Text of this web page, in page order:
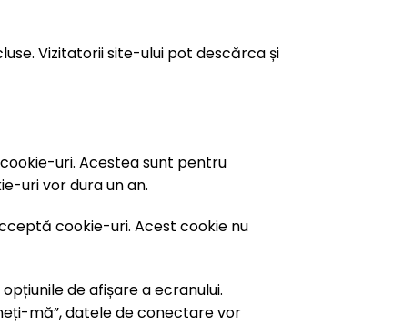
Vizitatorii site-ului pot descărca și
uri. Acestea sunt pentru
uri vor dura un an.
cookie-uri. Acest cookie nu
de afișare a ecranului.
mă”, datele de conectare vor